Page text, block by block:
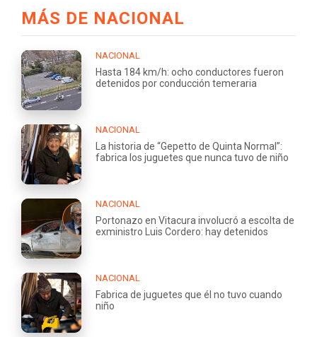
MÁS DE NACIONAL
NACIONAL
Hasta 184 km/h: ocho conductores fueron
detenidos por conducción temeraria
NACIONAL
La historia de “Gepetto de Quinta Normal”:
fabrica los juguetes que nunca tuvo de niño
NACIONAL
Portonazo en Vitacura involucró a escolta de
exministro Luis Cordero: hay detenidos
NACIONAL
Fabrica de juguetes que él no tuvo cuando
niño